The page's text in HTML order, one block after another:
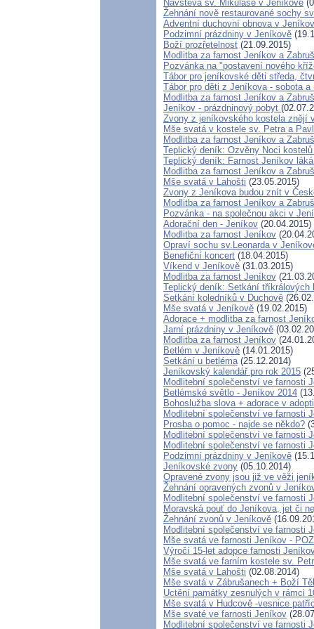
Návštěva sv. Mikuláše v Jeníkově
Žehnání nově restaurované sochy
Adventní duchovní obnova v
Podzimní prázdniny v Jeníkově
Boží prozřetelnost (21.09.2015)
Modlitba za farnost Jeníkov a
Pozvánka na "postavení nového
Tábor pro jeníkovské děti středa,
Tábor pro děti z Jeníkova - sobota a
Modlitba za farnost Jeníkov a
Jeníkov - prázdninový pobyt
Zvony z jeníkovského kostela znějí
Mše svatá v kostele sv. Petra a
Modlitba za farnost Jeníkov a
Teplický deník: Ozvěny Noci
Teplický deník: Farnost Jeníkov
Modlitba za farnost Jeníkov a
Mše svatá v Lahošti (23.05.2015)
Zvony z Jeníkova budou znít v
Modlitba za farnost Jeníkov a
Pozvánka - na společnou akci v
Adorační den - Jeníkov (20.04.2015)
Modlitba za farnost Jeníkov
Opraví sochu sv.Leonarda v
Benefiční koncert (18.04.2015)
Víkend v Jeníkově (31.03.2015)
Modlitba za farnost Jeníkov
Teplický deník: Setkání tříkrálových
Setkání koledníků v Duchově
Mše svatá v Jeníkově (19.02.2015)
Adorace + modlitba za farnost
Jarní prázdniny v Jeníkově
Modlitba za farnost Jeníkov
Betlém v Jeníkově (14.01.2015)
Setkání u betléma(25.12.2014)
Jeníkovský kalendář pro rok 2015
Modlitební společenství ve farnosti
Betlémské světlo - Jeníkov 2014
Bohoslužba slova + adorace v
Modlitební společenství ve farnosti
Prosba o pomoc - najde se někdo?
Modlitební společenství ve farnosti
Modlitební společenství ve farnosti
Podzimní prázdniny v Jeníkově
Jeníkovské zvony (05.10.2014)
Opravené zvony jsou již ve věži
Žehnání opravených zvonů v
Modlitební společenství ve farnosti
Moravská pouť do Jeníkova, jet či
Žehnání zvonů v Jeníkově
Modlitební společenství ve farnosti
Mše svatá ve farnosti Jeníkov -
Výročí 15-let adopce farnosti
Mše svatá ve farním kostele sv.
Mše svatá v Lahošti (02.08.2014)
Mše svatá v Zábrušanech + Boží
Uctění památky zesnulých v rámci
Mše svatá v Hudcově -vesnice
Mše svaté ve farnosti Jeníkov
Modlitební společenství ve farnosti